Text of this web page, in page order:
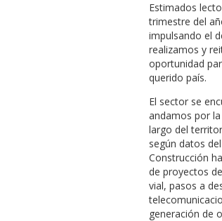
Estimados
trimestre del
impulsando el
realizamos y
oportunidad
querido país.
El sector se
andamos por
largo del
según datos
Construcción
de proyectos
vial, pasos a
generación de